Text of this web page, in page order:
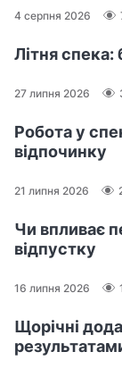
4 серпня 2026
Літня спека:
27 липня 2026
Робота у
відпочинку
21 липня 2026
Чи впливає
відпустку
16 липня 2026
Щорічні